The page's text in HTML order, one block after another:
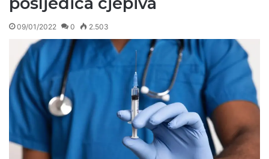
09/01/2022 0 2.503